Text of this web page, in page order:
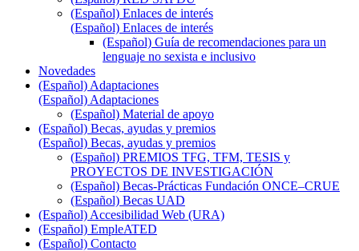
(Español) Enlaces de interés
(Español) Enlaces de interés
(Español) Guía de recomendaciones para un
lenguaje no sexista e inclusivo
Novedades
(Español) Adaptaciones
(Español) Adaptaciones
(Español) Material de apoyo
(Español) Becas, ayudas y premios
(Español) Becas, ayudas y premios
(Español) PREMIOS TFG, TFM, TESIS y
PROYECTOS DE INVESTIGACIÓN
(Español) Becas-Prácticas Fundación ONCE–CRUE
(Español) Becas UAD
(Español) Accesibilidad Web (URA)
(Español) EmpleATED
(Español) Contacto